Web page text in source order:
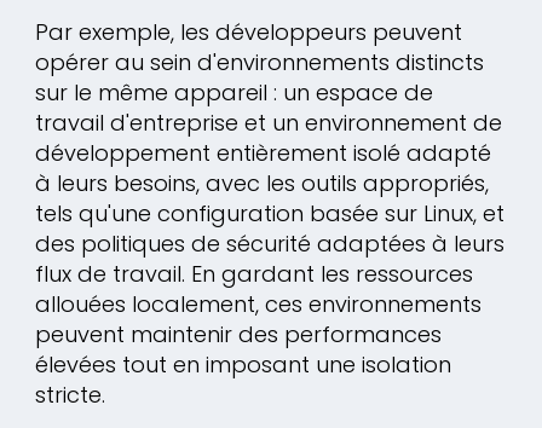
Par exemple, les développeurs peuvent
opérer au sein d'environnements distincts
sur le même appareil : un espace de
travail d'entreprise et un environnement de
développement entièrement isolé adapté
à leurs besoins, avec les outils appropriés,
tels qu'une configuration basée sur Linux, et
des politiques de sécurité adaptées à leurs
flux de travail. En gardant les ressources
allouées localement, ces environnements
peuvent maintenir des performances
élevées tout en imposant une isolation
stricte.